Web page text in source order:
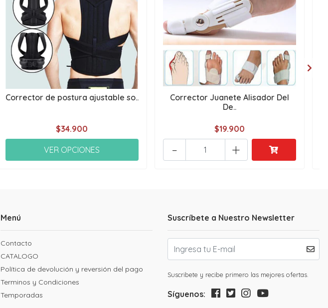
Corrector de postura ajustable so..
$34.900
VER OPCIONES
Corrector Juanete Alisador Del
De..
$19.900
+
-
Menú
Contacto
CATALOGO
Política de devolución y reversión del pago
Terminos y Condiciones
Temporadas
Suscríbete a Nuestro Newsletter
Suscribete y recibe primero las mejores ofertas.
Síguenos: